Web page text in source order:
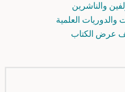
والناشرين
العلمية
عرض الكتاب